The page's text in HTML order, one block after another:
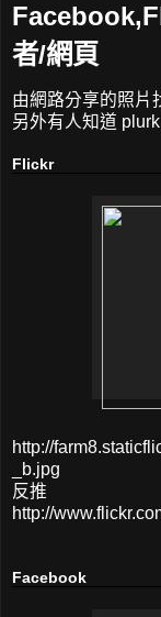
者/網頁
由網路分享的照片
另外有人知道
Flickr
http://
_b.jpg
反推
http://
Facebook